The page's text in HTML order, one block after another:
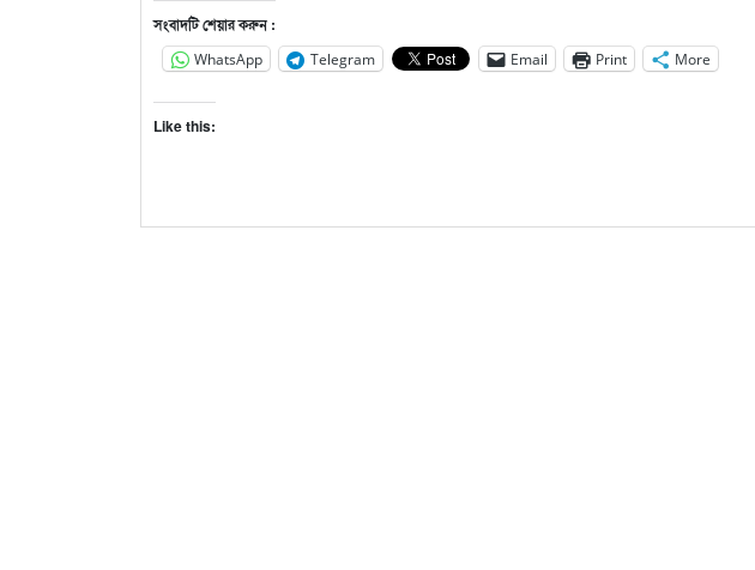
সংবাদটি শেয়ার করুন :
WhatsApp Telegram Email Print More
Like this: